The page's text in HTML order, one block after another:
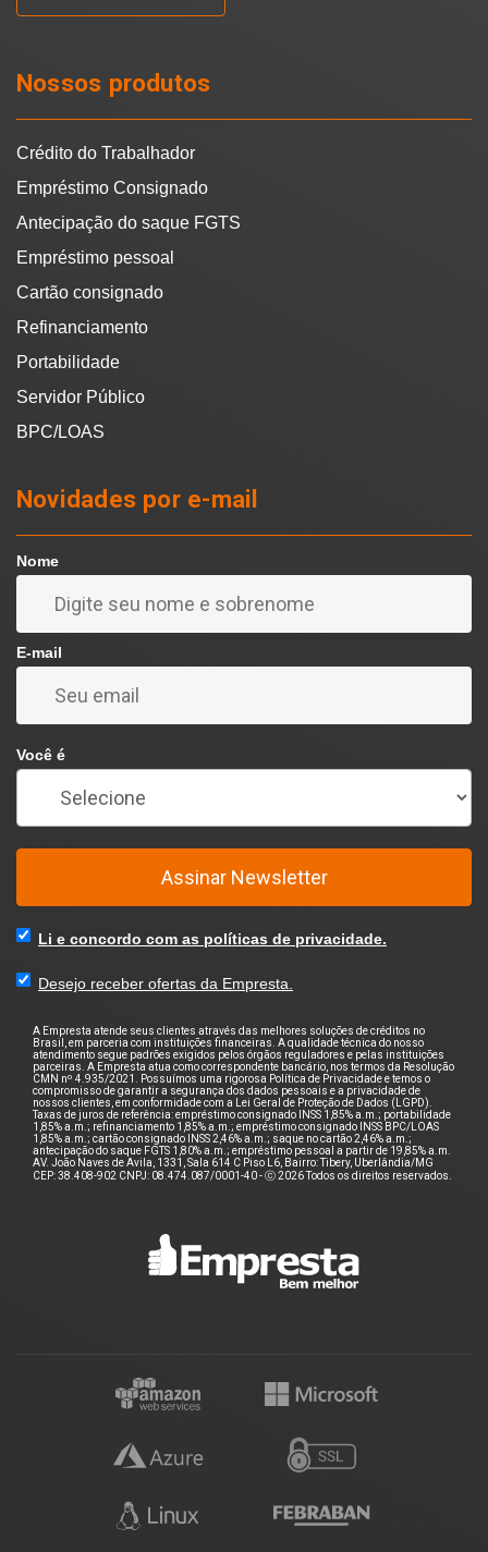
Nossos produtos
Crédito do Trabalhador
Empréstimo Consignado
Antecipação do saque FGTS
Empréstimo pessoal
Cartão consignado
Refinanciamento
Portabilidade
Servidor Público
BPC/LOAS
Novidades por e-mail
Nome
E-mail
Você é
Assinar Newsletter
Li e concordo com as políticas de privacidade.
Desejo receber ofertas da Empresta.
A Empresta atende seus clientes através das melhores soluções de créditos no
Brasil, em parceria com instituições financeiras. A qualidade técnica do nosso
atendimento segue padrões exigidos pelos órgãos reguladores e pelas instituições
parceiras. A Empresta atua como correspondente bancário, nos termos da Resolução
CMN nº 4.935/2021. Possuímos uma rigorosa Política de Privacidade e temos o
compromisso de garantir a segurança dos dados pessoais e a privacidade de
nossos clientes, em conformidade com a Lei Geral de Proteção de Dados (LGPD).
Taxas de juros de referência: empréstimo consignado INSS 1,85% a.m.; portabilidade
1,85% a.m.; refinanciamento 1,85% a.m.; empréstimo consignado INSS BPC/LOAS
1,85% a.m.; cartão consignado INSS 2,46% a.m.; saque no cartão 2,46% a.m.;
antecipação do saque FGTS 1,80% a.m.; empréstimo pessoal a partir de 19,85% a.m.
AV. João Naves de Avila, 1331, Sala 614 C Piso L6, Bairro: Tibery, Uberlândia/MG
CEP: 38.408-902 CNPJ: 08.474.087/0001-40 - ⓒ 2026 Todos os direitos reservados.